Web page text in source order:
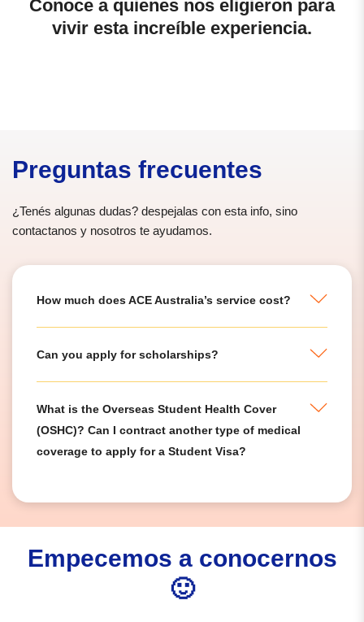
Conoce a quienes nos eligieron para
vivir esta increíble experiencia.
Preguntas frecuentes
¿Tenés algunas dudas? despejalas con esta info, sino
contactanos y nosotros te ayudamos.
How much does ACE Australia’s service cost?
Can you apply for scholarships?
What is the Overseas Student Health Cover
(OSHC)? Can I contract another type of medical
coverage to apply for a Student Visa?
Empecemos a conocernos
🙂